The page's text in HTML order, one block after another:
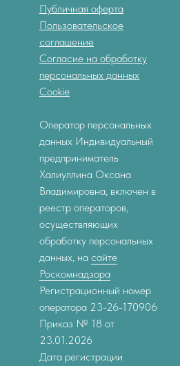
Публичная оферта
Пользовательское
соглашение
Согласие на обработку
персональных данных
Cookie
Оператор персональных
данных Индивидуальный
предприниматель
Халиуллина Оксана
Владимировна, включен в
реестр операторов,
осуществляющих
обработку персональных
данных, на сайте
Роскомнадзора
Регистрационный номер
оператора 23-26-170906
Приказ № 18 от
23.01.2026
Дата регистрации